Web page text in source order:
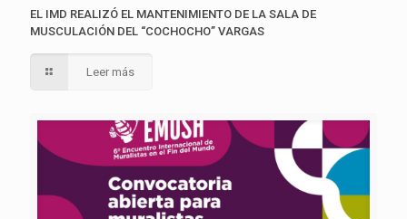
EL IMD REALIZÓ EL MANTENIMIENTO DE LA SALA DE
MUSCULACIÓN DEL “COCHOCHO” VARGAS
Leer más